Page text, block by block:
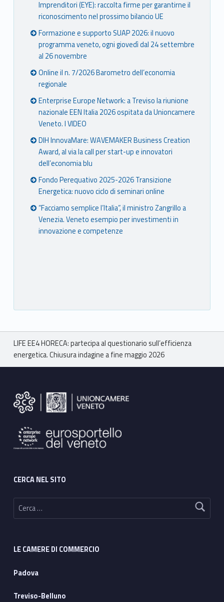
Imprenditori (EYE): raccolta firme per garantirne il
riconoscimento nel prossimo bilancio UE
Formazione e supporto SUAP 2026: il nuovo
programma veneto, ogni giovedì dal 24 settembre
al 26 novembre
Online il n. 7/2026 Barometro dell’economia
regionale
Enterprise Europe Network: a Treviso la riunione
nazionale EEN Italia 2026 ospitata da Unioncamere
Veneto. I VIDEO
DIH InnovaMare: WAVEMAKER Business Creation
Award, al via la call per start-up e innovatori
dell’economia blu
Fondo Perequativo 2025-2026 Transizione
Energetica: nuovo ciclo di seminari online
“Facciamo semplice l’Italia”, il ministro Zangrillo a
Venezia. Veneto esempio per investimenti in
innovazione e competenze
Breadcrumbs navigation
LIFE EE4 HORECA: partecipa al questionario sull’efficienza
energetica. Chiusura indagine a fine maggio 2026
CERCA NEL SITO
Ricerca per:
LE CAMERE DI COMMERCIO
Padova
Treviso-Belluno